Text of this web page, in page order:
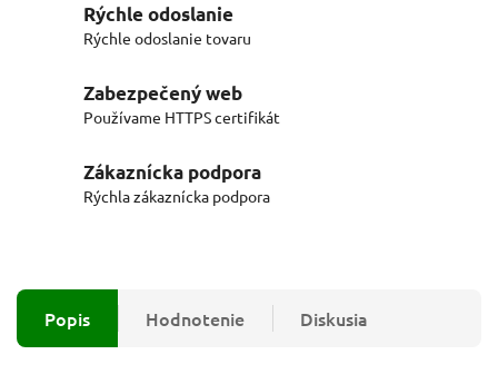
Rýchle odoslanie
Rýchle odoslanie tovaru
Zabezpečený web
Používame HTTPS certifikát
Zákaznícka podpora
Rýchla zákaznícka podpora
Popis Hodnotenie Diskusia